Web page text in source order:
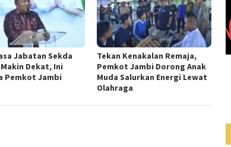
Jabatan Sekda
Dekat, Ini
Pemkot Jambi
Tekan Kenakalan Remaja,
Pemkot Jambi Dorong Anak
Muda Salurkan Energi Lewat
Olahraga